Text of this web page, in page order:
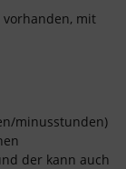
mit
minusstunden)
der kann auch